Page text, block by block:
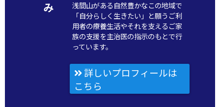
み
浅間山がある自然豊かなこの地域で
「自分らしく生きたい」と願うご利
用者の療養生活やそれを支えるご家
族の支援を主治医の指示のもとで行
っています。
詳しいプロフィールは
こちら